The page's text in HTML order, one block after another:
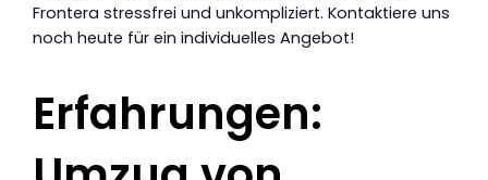
Frontera stressfrei und unkompliziert. Kontaktiere uns
noch heute für ein individuelles Angebot!
Erfahrungen: